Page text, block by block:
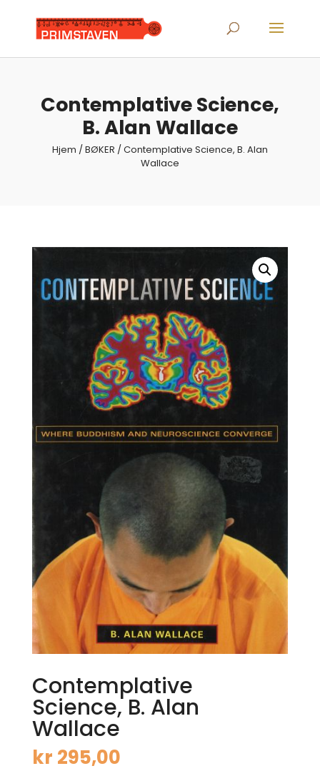
search
Contemplative Science,
B. Alan Wallace
Hjem /BØKER / Contemplative Science, B. Alan
Wallace
Contemplative
Science, B. Alan
Wallace
kr 295,00